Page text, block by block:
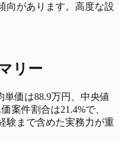
向があります。高度な設
リー
単価は88.9万円
、中央値
案件割合は21.4%で、
験まで含めた実務力が重